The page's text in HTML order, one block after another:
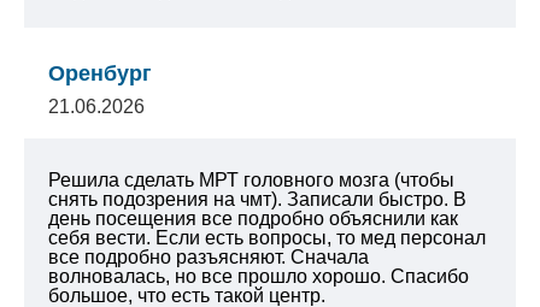
Оренбург
21.06.2026
Решила сделать МРТ головного мозга (чтобы
снять подозрения на чмт). Записали быстро. В
день посещения все подробно объяснили как
себя вести. Если есть вопросы, то мед персонал
все подробно разъясняют. Сначала
волновалась, но все прошло хорошо. Спасибо
большое, что есть такой центр.